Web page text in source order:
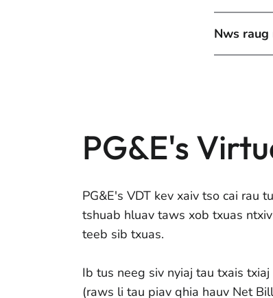
Nws
PG&E's
PG&E's VDT kev xaiv tso cai rau
tshuab hluav taws xob txuas
teeb sib txuas.
Ib tus neeg siv nyiaj tau txais
(raws li tau piav qhia hauv Net